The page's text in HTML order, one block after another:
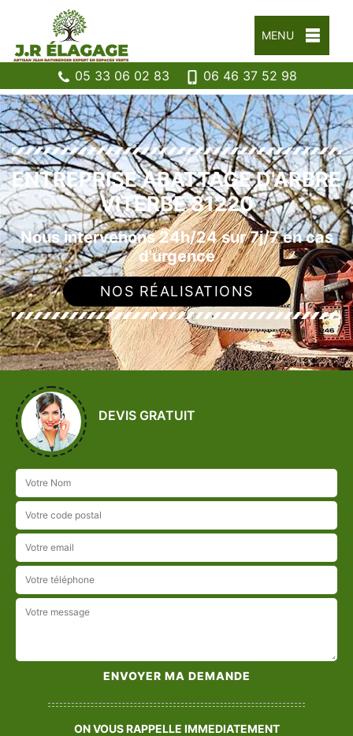
MENU
05 33 06 02 83 06 46 37 52 98
ENTREPRISE ABATTAGE D'ARBRE
VITERBE 81220
Nous intervenons 24h/24 sur 7j/7 en cas
d'urgence
NOS RÉALISATIONS
DEVIS GRATUIT
ON VOUS RAPPELLE IMMEDIATEMENT